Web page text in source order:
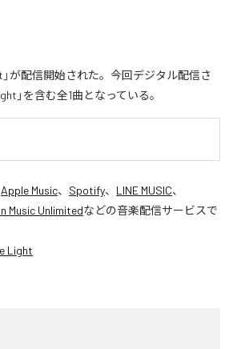
」が配信開始された。今回デジタル配信さ
」を含む全1曲となっている。
Apple Music、 Spotify、 LINE MUSIC、
Music Unlimitedなどの音楽配信サービスで
Light